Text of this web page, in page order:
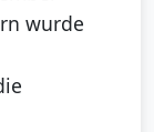
wurde